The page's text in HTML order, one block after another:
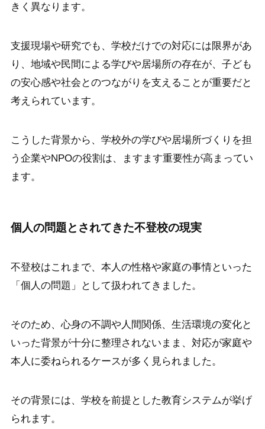
きく異なります。
支援現場や研究でも、学校だけでの対応には限界があ
り、地域や民間による学びや居場所の存在が、子ども
の安心感や社会とのつながりを支えることが重要だと
考えられています。
こうした背景から、学校外の学びや居場所づくりを担
う企業やNPOの役割は、ますます重要性が高まってい
ます。
個人の問題とされてきた不登校の現実
不登校はこれまで、本人の性格や家庭の事情といった
「個人の問題」として扱われてきました。
そのため、心身の不調や人間関係、生活環境の変化と
いった背景が十分に整理されないまま、対応が家庭や
本人に委ねられるケースが多く見られました。
その背景には、学校を前提とした教育システムが挙げ
られます。